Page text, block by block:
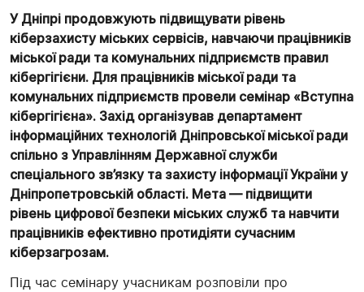
У Дніпрі продовжують підвищувати рівень
кіберзахисту міських сервісів, навчаючи працівників
міської ради та комунальних підприємств правил
кібергігієни. Для працівників міської ради та
комунальних підприємств провели семінар «Вступна
кібергігієна». Захід організував департамент
інформаційних технологій Дніпровської міської ради
спільно з Управлінням Державної служби
спеціального зв’язку та захисту інформації України у
Дніпропетровській області. Мета — підвищити
рівень цифрової безпеки міських служб та навчити
працівників ефективно протидіяти сучасним
кіберзагрозам.
Під час семінару учасникам розповіли про